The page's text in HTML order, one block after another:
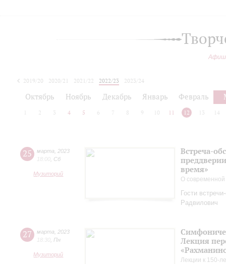
2019/20 2020/21 2021/22 2022/23
2023/24
Октябрь Ноябрь Декабрь Январь Февраль
2 3 4 5 6 7 8 9 10 11 12 13 14
25 марта
2023
18:00 Сб
Музиторий
Встреча-
время»
О
Гости
Радвилович
27 марта
2023
18:30 Пн
Музиторий
Лекция
Лекции к 150-